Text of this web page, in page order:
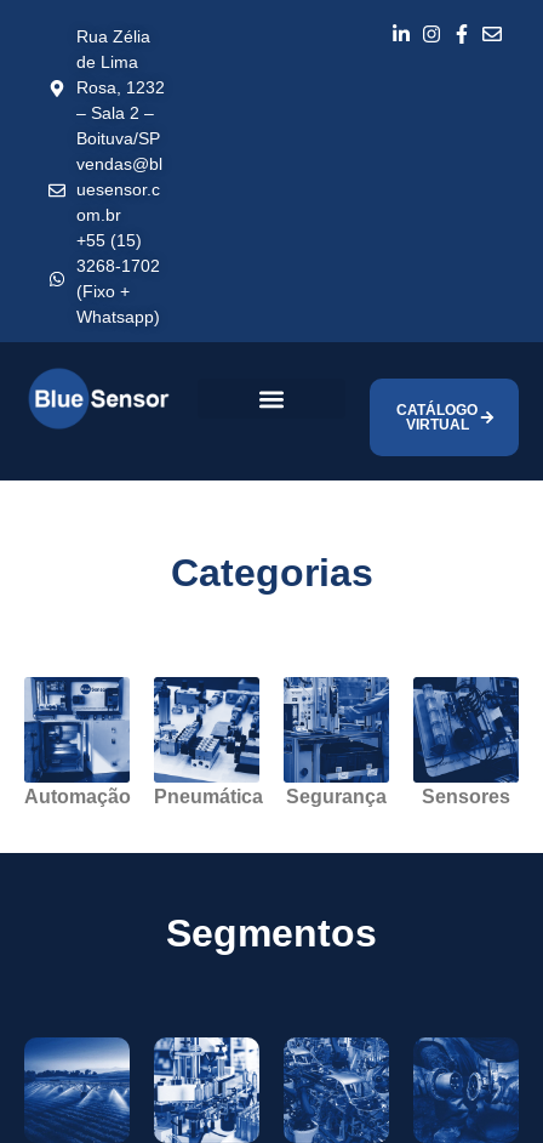
Rua Zélia
de Lima
Rosa, 1232
– Sala 2 –
Boituva/SP
vendas@bl
uesensor.c
om.br
+55 (15)
3268-1702
(Fixo +
Whatsapp)
CATÁLOGO
VIRTUAL
Categorias
Automação Pneumática Segurança Sensores
Segmentos